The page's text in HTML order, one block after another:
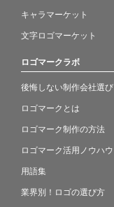
キャラマーケット
文字ロゴマーケット
ロゴマークラボ
後悔しない制作会社選び
ロゴマークとは
ロゴマーク制作の方法
ロゴマーク活用ノウハウ
用語集
業界別！ロゴの選び方